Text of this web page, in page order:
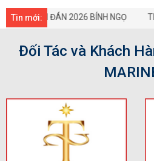
Tin mới:
THÔNG BÁO : LỊCH NGHỈ LỄ –
Đối Tác và Khách